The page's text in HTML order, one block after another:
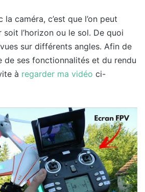
caméra, c’est que l’on peut
soit l’horizon ou le sol. De quoi
sur différents angles. Afin de
de ses fonctionnalités et du rendu
à regarder ma vidéo ci-